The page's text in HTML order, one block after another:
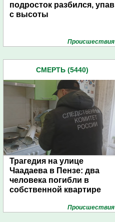
подросток разбился, упав
с высоты
Проиcшествия
СМЕРТЬ (5440)
Трагедия на улице
Чаадаева в Пензе: два
человека погибли в
собственной квартире
Проиcшествия